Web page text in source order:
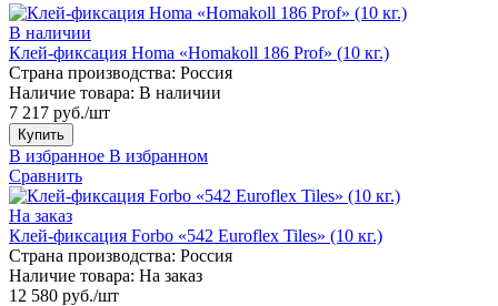
В наличии
Клей-фиксация Homa «Homakoll 186 Prof» (10 кг.)
Страна производства: Россия
Наличие товара: В наличии
7 217 руб./шт
Купить
В избранное В избранном
Сравнить
На заказ
Клей-фиксация Forbo «542 Euroflex Tiles» (10 кг.)
Страна производства: Россия
Наличие товара: На заказ
12 580 руб./шт